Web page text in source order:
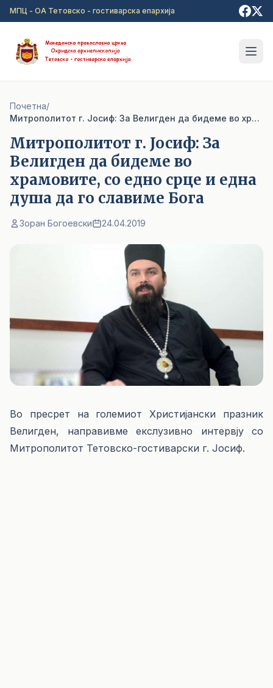
Прејди на главна содржина
МПЦ - ОА Тетовско - гостиварска епархија
Почетна/
Митрополитот г. Јосиф: За Велигден да бидеме во храмовите, со едно срце и една душа да го славиме Бога
Митрополитот г. Јосиф: За
Велигден да бидеме во
храмовите, со едно срце и една
душа да го славиме Бога
Зоран Богоевски 24.04.2019
Во пресрет на големиот Христијански празник
Велигден, направивме екслузивно интервју со
Митрополитот Тетовско-гостиварски г. Јосиф.